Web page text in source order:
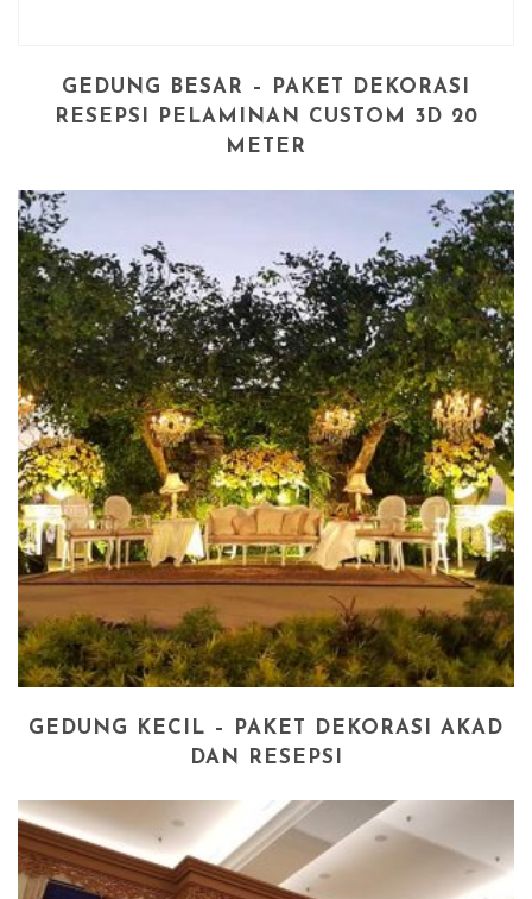
GEDUNG BESAR – PAKET DEKORASI
RESEPSI PELAMINAN CUSTOM 3D 20
METER
GEDUNG KECIL – PAKET DEKORASI AKAD
DAN RESEPSI